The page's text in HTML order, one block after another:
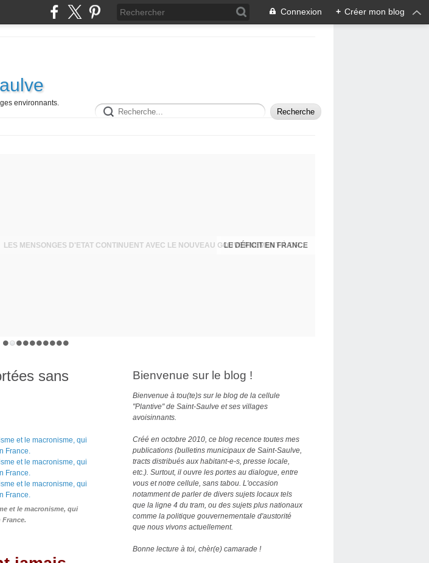
Connexion + Créer mon blog
environnants.
LES MENSONGES D'ETAT CONTINUENT AVEC LE NOUVEAU GOUVERNEMENT À DROITE TOUTE MACRON/BARNIER!
sans
et le macronisme, qui
Bienvenue sur le blog !
Bienvenue à tou(te)s sur le blog de la cellule
"Plantive" de Saint-Saulve et ses villages
avoisinnants.
Créé en octobre 2010, ce blog recence toutes mes
publications (bulletins municipaux de Saint-Saulve,
tracts distribués aux habitant-e-s, presse locale,
etc.). Surtout, il ouvre les portes au dialogue, entre
vous et notre cellule, sans tabou. L'occasion
notamment de parler de divers sujets locaux tels
que la ligne 4 du tram, ou des sujets plus nationaux
comme la politique gouvernementale d'austorité
que nous vivons actuellement.
Bonne lecture à toi, chèr(e) camarade !